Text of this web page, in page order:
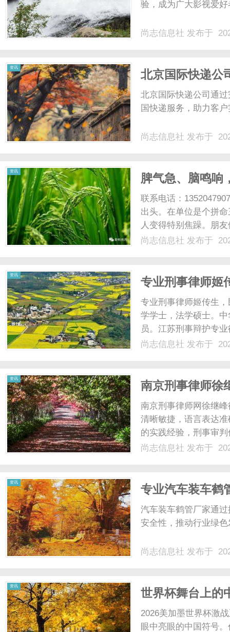
验，成为广大影视爱
尚志信息社 发布于
资讯
北京国际快递公
北京国际快递公司通
国快递服务，助力客
尚志信息社 发布于
资讯
脾气急、脑鸣响
联系电话：
出头。在单位是个拼
人变得特别焦躁。朋
天到晚吱吱响。后来
尚志信息社 发布于
资讯
专业刑事律师姬
专业刑事律师姬传生
学学士，法学硕士。
员。江苏刑事辩护专
十九年专业刑事案件
尚志信息社 发布于
资讯
南京刑事律师徐
南京刑事律师网徐继
清晰敏捷，语言表达
的实践经验，刑事审
从民众身边的事情着
尚志信息社 发布于
资讯
专业汽车装车鹤
汽车装车鹤管厂家通
安全性，推动行业绿
尚志信息社 发布于
资讯
世界杯舞台上的
代新赛道
2026美加墨世界杯激
眼中亮眼的中国符号